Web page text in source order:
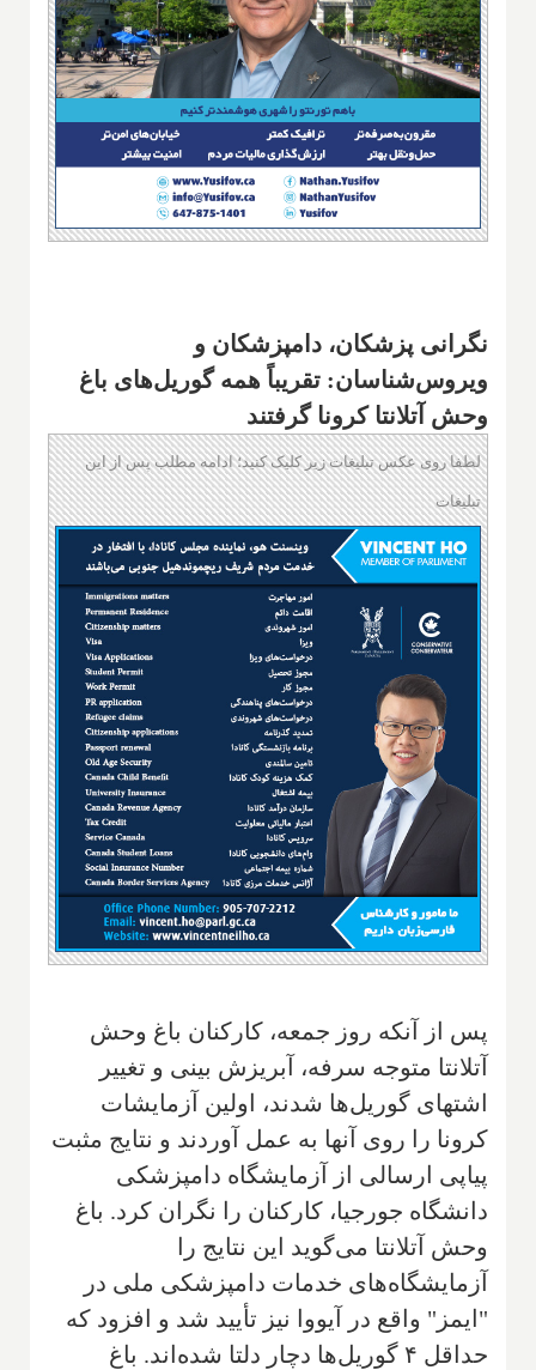
نگرانی پزشکان، دامپزشکان و
ویروس‌شناسان: تقریباً همه گوریل‌های باغ
وحش آتلانتا کرونا گرفتند
لطفا روی عکس تبلیغات زیر کلیک کنید؛ ادامه مطلب پس از این
تبلیغات
پس از آنکه روز جمعه، کارکنان باغ وحش
آتلانتا متوجه سرفه، آبریزش بینی و تغییر
اشتهای گوریل‌ها شدند، اولین آزمایشات
کرونا را روی آنها به عمل آوردند و نتایج مثبت
پیاپی ارسالی از آزمایشگاه دامپزشکی
دانشگاه جورجیا، کارکنان را نگران کرد. باغ
وحش آتلانتا می‌گوید این نتایج را
آزمایشگاه‌های خدمات دامپزشکی ملی در
"ایمز" واقع در آیووا نیز تأیید شد و افزود که
حداقل ۴ گوریل‌ها دچار دلتا شده‌اند. باغ